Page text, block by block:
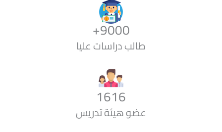
9000
+
طالب دراسات عليا
1616
عضو هيئة تدريس